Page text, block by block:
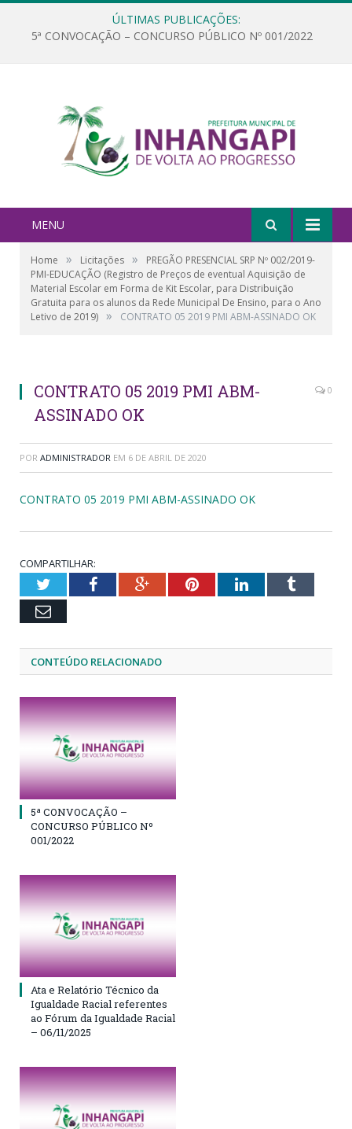
ÚLTIMAS PUBLICAÇÕES:
5ª CONVOCAÇÃO – CONCURSO PÚBLICO Nº 001/2022
MENU
Home » Licitações »
PREGÃO PRESENCIAL SRP Nº 002/2019-
PMI-EDUCAÇÃO (Registro de Preços de eventual Aquisição de
Material Escolar em Forma de Kit Escolar, para Distribuição
Gratuita para os alunos da Rede Municipal De Ensino, para o Ano
Letivo de 2019) » CONTRATO 05 2019 PMI ABM-ASSINADO OK
CONTRATO 05 2019 PMI ABM-
ASSINADO OK
0
POR ADMINISTRADOR EM 6 DE ABRIL DE 2020
CONTRATO 05 2019 PMI ABM-ASSINADO OK
COMPARTILHAR:
TwitterFacebookGoogle+PinterestLinkedInTumblr
Email
CONTEÚDO RELACIONADO
5ª CONVOCAÇÃO –
CONCURSO PÚBLICO Nº
001/2022
Ata e Relatório Técnico da
Igualdade Racial referentes
ao Fórum da Igualdade Racial
– 06/11/2025